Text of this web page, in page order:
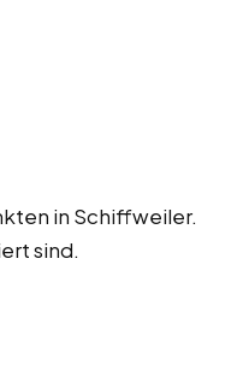
in Schiffweiler.
sind.